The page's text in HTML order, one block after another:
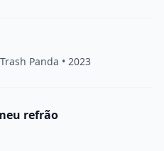
Panda • 2023
refrão